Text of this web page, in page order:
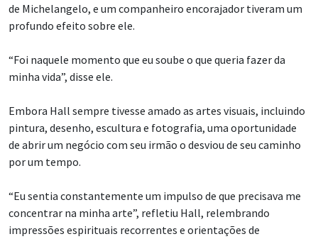
de Michelangelo, e um companheiro encorajador tiveram um
profundo efeito sobre ele.
“Foi naquele momento que eu soube o que queria fazer da
minha vida”, disse ele.
Embora Hall sempre tivesse amado as artes visuais, incluindo
pintura, desenho, escultura e fotografia, uma oportunidade
de abrir um negócio com seu irmão o desviou de seu caminho
por um tempo.
“Eu sentia constantemente um impulso de que precisava me
concentrar na minha arte”, refletiu Hall, relembrando
impressões espirituais recorrentes e orientações de